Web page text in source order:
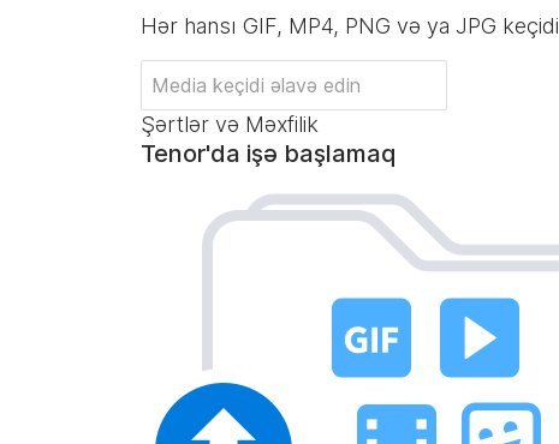
Hər hansı GIF, MP4, PNG və ya JPG keçidi
Şərtlər və Məxfilik
Tenor'da işə başlamaq